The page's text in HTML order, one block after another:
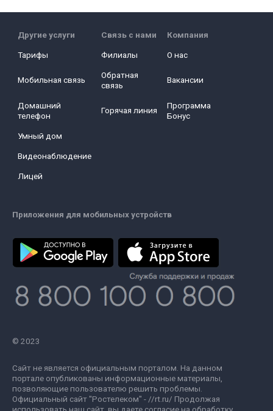
Другие услуги Связь с нами Компания
Тарифы Филиалы О нас
Мобильная связь
Обратная
связь
Вакансии
Домашний
телефон
Горячая линия
Программа
Бонус
Умный дом
Видеонаблюдение
Лицей
Приложения для мобильных устройств
© 2023
Сайт не является официальным порталом. На данном
портале опубликованы информационные материалы,
позволяющие пользователю решить проблемы.
Официальный сайт "Ростелеком" - //rt.ru/ Продолжая